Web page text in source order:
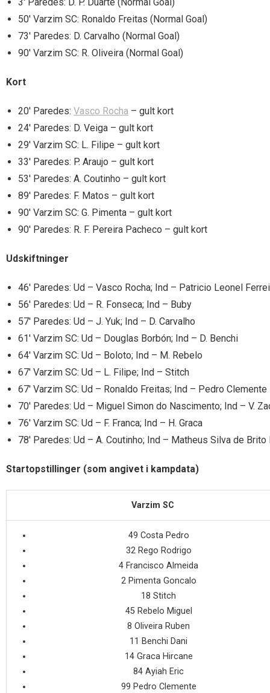
50′ Varzim SC: Ronaldo Freitas (Normal Goal)
73′ Paredes: D. Carvalho (Normal Goal)
90′ Varzim SC: R. Oliveira (Normal Goal)
Kort
20′ Paredes: Vasco Rocha – gult kort
24′ Paredes: D. Veiga – gult kort
29′ Varzim SC: L. Filipe – gult kort
33′ Paredes: P. Araujo – gult kort
53′ Paredes: A. Coutinho – gult kort
89′ Paredes: F. Matos – gult kort
90′ Varzim SC: G. Pimenta – gult kort
90′ Paredes: R. F. Pereira Pacheco – gult kort
Udskiftninger
46′ Paredes: Ud – Vasco Rocha; Ind – Patricio Leonel
56′ Paredes: Ud – R. Fonseca; Ind – Buby
57′ Paredes: Ud – J. Yuk; Ind – D. Carvalho
61′ Varzim SC: Ud – Douglas Borbón; Ind – D. Benchi
64′ Varzim SC: Ud – Boloto; Ind – M. Rebelo
67′ Varzim SC: Ud – L. Filipe; Ind – Stitch
67′ Varzim SC: Ud – Ronaldo Freitas; Ind – Pedro Clemente
70′ Paredes: Ud – Miguel Simon do Nascimento; Ind – V.
76′ Varzim SC: Ud – F. Franca; Ind – H. Graca
78′ Paredes: Ud – A. Coutinho; Ind – Matheus Silva de Brito
Startopstillinger (som angivet i kampdata)
Varzim SC
49 Costa Pedro
32 Rego Rodrigo
4 Francisco Almeida
2 Pimenta Goncalo
18 Stitch
45 Rebelo Miguel
8 Oliveira Ruben
11 Benchi Dani
14 Graca Hircane
84 Ayiah Eric
99 Pedro Clemente